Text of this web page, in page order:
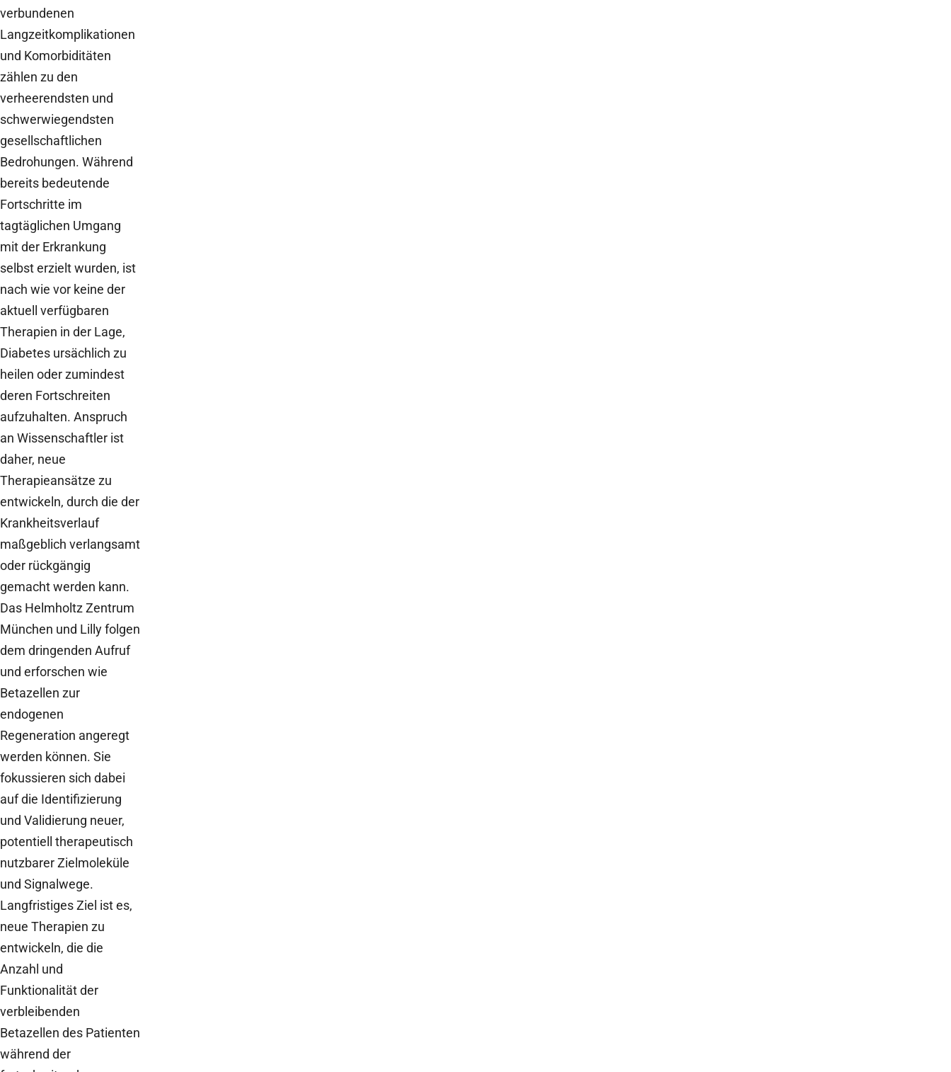
verbundenen
Langzeitkomplikationen
und Komorbiditäten
zählen zu den
verheerendsten und
schwerwiegendsten
gesellschaftlichen
Bedrohungen. Während
bereits bedeutende
Fortschritte im
tagtäglichen Umgang
mit der Erkrankung
selbst erzielt wurden, ist
nach wie vor keine der
aktuell verfügbaren
Therapien in der Lage,
Diabetes ursächlich zu
heilen oder zumindest
deren Fortschreiten
aufzuhalten. Anspruch
an Wissenschaftler ist
daher, neue
Therapieansätze zu
entwickeln, durch die der
Krankheitsverlauf
maßgeblich verlangsamt
oder rückgängig
gemacht werden kann.
Das Helmholtz Zentrum
München und Lilly folgen
dem dringenden Aufruf
und erforschen wie
Betazellen zur
endogenen
Regeneration angeregt
werden können. Sie
fokussieren sich dabei
auf die Identifizierung
und Validierung neuer,
potentiell therapeutisch
nutzbarer Zielmoleküle
und Signalwege.
Langfristiges Ziel ist es,
neue Therapien zu
entwickeln, die die
Anzahl und
Funktionalität der
verbleibenden
Betazellen des Patienten
während der